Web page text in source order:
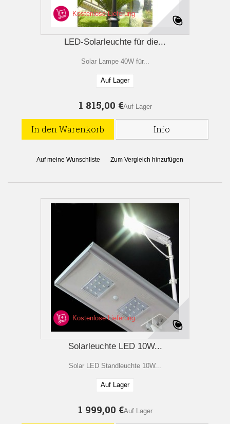
Kostenlose Lieferung
LED-Solarleuchte für die...
Solar Lampe 40W für...
Auf Lager
1 815,00 €Auf Lager
In den Warenkorb Info
Auf meine Wunschliste Zum Vergleich hinzufügen
Kostenlose Lieferung
Solarleuchte LED 10W...
Solar LED Standleuchte 10W...
Auf Lager
1 999,00 €Auf Lager